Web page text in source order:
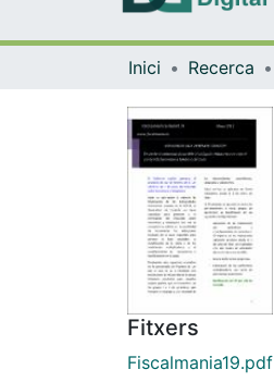
Inici Recerca
Fitxers
Fiscalmania19.pdf